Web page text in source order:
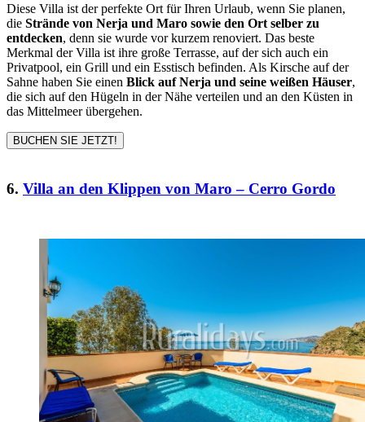
Diese Villa ist der perfekte Ort für Ihren Urlaub, wenn Sie planen,
die Strände von Nerja und Maro sowie den Ort selber zu
entdecken, denn sie wurde vor kurzem renoviert. Das beste
Merkmal der Villa ist ihre große Terrasse, auf der sich auch ein
Privatpool, ein Grill und ein Esstisch befinden. Als Kirsche auf der
Sahne haben Sie einen Blick auf Nerja und seine weißen Häuser,
die sich auf den Hügeln in der Nähe verteilen und an den Küsten in
das Mittelmeer übergehen.
BUCHEN SIE JETZT!
6. Villa an den Klippen von Maro – Cerro Gordo